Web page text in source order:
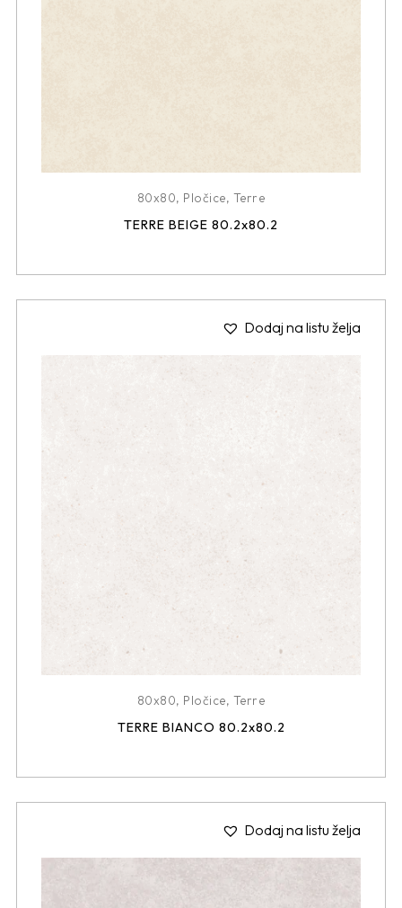
80x80, Pločice, Terre
TERRE BEIGE 80.2x80.2
Dodaj na listu želja
80x80, Pločice, Terre
TERRE BIANCO 80.2x80.2
Dodaj na listu želja